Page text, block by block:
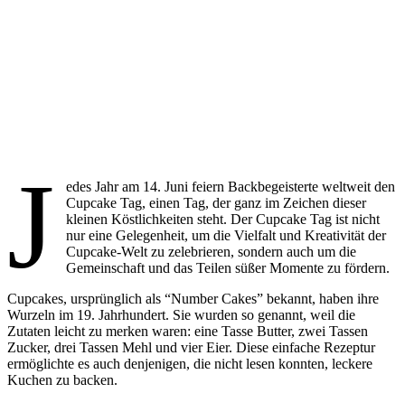
J
edes Jahr am 14. Juni feiern Backbegeisterte weltweit den
Cupcake Tag, einen Tag, der ganz im Zeichen dieser
kleinen Köstlichkeiten steht. Der Cupcake Tag ist nicht
nur eine Gelegenheit, um die Vielfalt und Kreativität der
Cupcake-Welt zu zelebrieren, sondern auch um die
Gemeinschaft und das Teilen süßer Momente zu fördern.
Cupcakes, ursprünglich als “Number Cakes” bekannt, haben ihre
Wurzeln im 19. Jahrhundert. Sie wurden so genannt, weil die
Zutaten leicht zu merken waren: eine Tasse Butter, zwei Tassen
Zucker, drei Tassen Mehl und vier Eier. Diese einfache Rezeptur
ermöglichte es auch denjenigen, die nicht lesen konnten, leckere
Kuchen zu backen.